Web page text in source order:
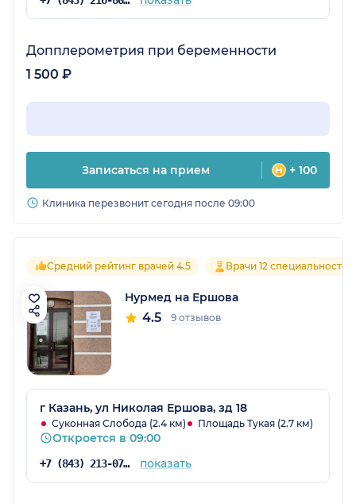
Допплерометрия при беременности
1 500 ₽
Записаться на прием + 100
Клиника перезвонит сегодня после 09:00
Средний рейтинг врачей 4.5 Врачи 12 специальностей
Нурмед на Ершова
4.5 9 отзывов
г Казань, ул Николая Ершова, зд 18
Суконная Слобода (2.4 км) Площадь Тукая (2.7 км)
Откроется в 09:00
+7 (843) 213-07-57 показать